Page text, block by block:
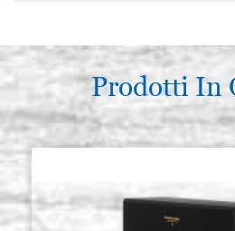
Prodotti In